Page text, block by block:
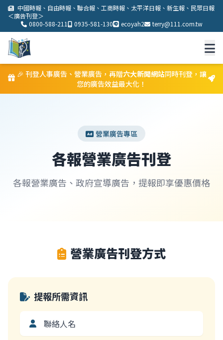
中國時報、自由時報、聯合報、工商時報、太平洋日報、新生報、民眾日報
＜廣告刊登＞
0800-588-211
0935-581-130 ecoyah2 terry@111.com.tw
首頁
營業廣告刊登
遺失登報公告
法院公示送達登報
報紙新聞發佈
宣傳方案
品牌全網曝光方案
🎉 刊登人事廣告、營業廣告，再贈六大新聞網站同時刊登，讓
您的廣告效益最大化！
營業廣告專區
各報營業廣告刊登
各報營業廣告、政府宣導廣告，提報即享優惠價格
營業廣告刊登方式
提報所需資訊
聯絡人名